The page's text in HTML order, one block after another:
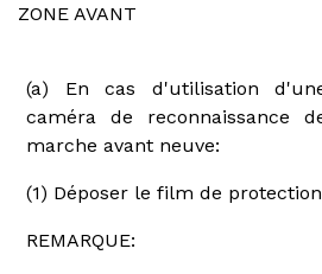
ZONE AVANT
(a) En cas d'utilisation
caméra de reconnaissance
marche avant neuve:
(1) Déposer le film de
REMARQUE: